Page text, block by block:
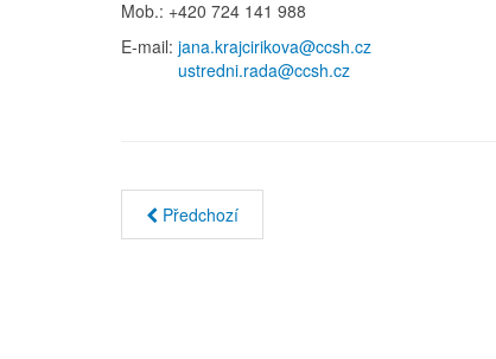
Mob.: +420 724 141 988
E-mail: jana.krajcirikova@ccsh.cz
ustredni.rada@ccsh.cz
Předchozí